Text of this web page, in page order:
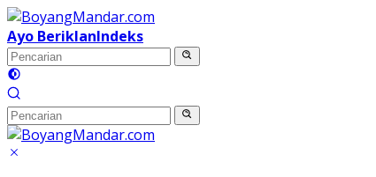
Langsung
ke
konten
Ayo BeriklanIndeks